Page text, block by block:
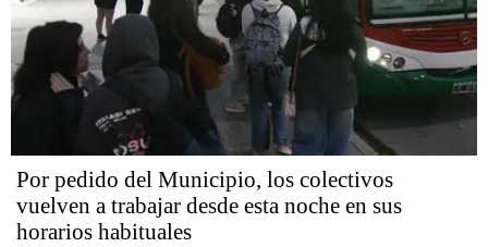
Por pedido del Municipio, los colectivos
vuelven a trabajar desde esta noche en sus
horarios habituales